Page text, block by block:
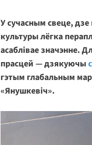
У сучасным свеце,
культуры лёгка
асаблівае значэнне.
прасцей — дзякуючы
гэтым глабальным
«Янушкевіч».